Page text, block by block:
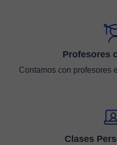
Profesores
Contamos con profesores
Clases